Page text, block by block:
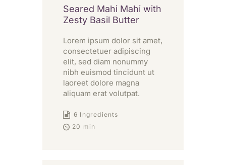
Seared Mahi Mahi with
Zesty Basil Butter
Lorem ipsum dolor sit amet,
consectetuer adipiscing
elit, sed diam nonummy
nibh euismod tincidunt ut
laoreet dolore magna
aliquam erat volutpat.
6 Ingredients
20 min